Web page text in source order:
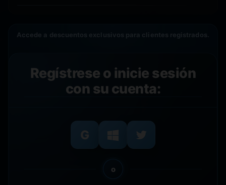
Regístrese o inicie sesión
con su cuenta:
o